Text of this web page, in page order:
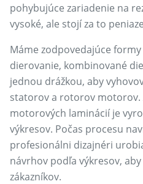
pohybujúce zariadenie na
vysoké, ale stojí za to
Máme zodpovedajúce
dierovanie, kombinované
jednou drážkou, aby
statorov a rotorov motorov.
motorových laminácií je
výkresov. Počas procesu
profesionálni dizajnéri
návrhov podľa výkresov,
zákazníkov.